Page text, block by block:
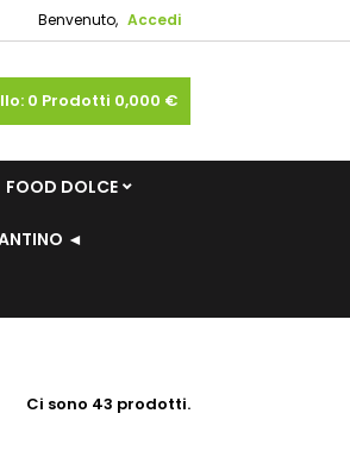
Benvenuto, Accedi
0 Prodotti 0,000 €
FOOD DOLCE
◄
Ci sono 43 prodotti.